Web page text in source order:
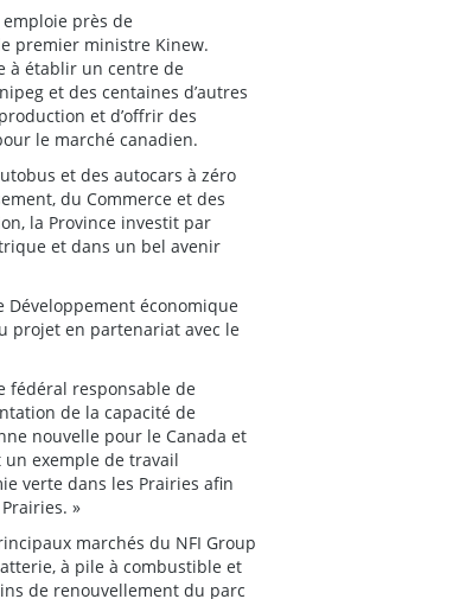
emploie près de
premier ministre Kinew.
à établir un centre de
et des centaines d’autres
et d’offrir des
le marché canadien.
et des autocars à zéro
du Commerce et des
la Province investit par
et dans un bel avenir
Développement économique
projet en partenariat avec le
fédéral responsable de
de la capacité de
nouvelle pour le Canada et
exemple de travail
verte dans les Prairies afin
»
marchés du NFI Group
à pile à combustible et
de renouvellement du parc